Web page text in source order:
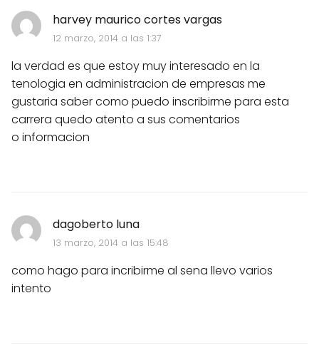
harvey maurico cortes vargas
12 marzo, 2014 a las 1:37
la verdad es que estoy muy interesado en la
tenologia en administracion de empresas me
gustaria saber como puedo inscribirme para esta
carrera quedo atento a sus comentarios
o informacion
dagoberto luna
13 marzo, 2014 a las 15:48
como hago para incribirme al sena llevo varios
intento